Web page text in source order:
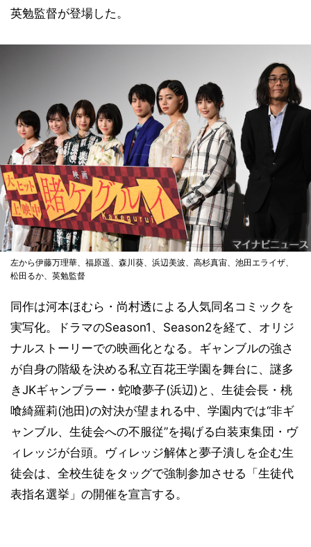
英勉監督が登場した。
左から伊藤万理華、福原遥、森川葵、浜辺美波、高杉真宙、池田エライザ、
松田るか、英勉監督
同作は河本ほむら・尚村透による人気同名コミックを
実写化。ドラマのSeason1、Season2を経て、オリジ
ナルストーリーでの映画化となる。ギャンブルの強さ
が自身の階級を決める私立百花王学園を舞台に、謎多
きJKギャンブラー・蛇喰夢子(浜辺)と、生徒会長・桃
喰綺羅莉(池田)の対決が望まれる中、学園内では“非ギ
ャンブル、生徒会への不服従”を掲げる白装束集団・ヴ
ィレッジが台頭。ヴィレッジ解体と夢子潰しを企む生
徒会は、全校生徒をタッグで強制参加させる「生徒代
表指名選挙」の開催を宣言する。